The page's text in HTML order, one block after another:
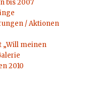
bis 2007
/ Aktionen
„Will meinen
2010